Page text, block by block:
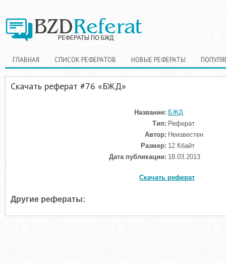
ГЛАВНАЯ СПИСОК РЕФЕРАТОВ НОВЫЕ РЕФЕРАТЫ
Скачать реферат #76 «БЖД»
Название: БЖД
Тип: Реферат
Автор: Неизвестен
Размер: 12 Кбайт
Дата публикации: 18.03.2013
Скачать реферат
Другие рефераты: